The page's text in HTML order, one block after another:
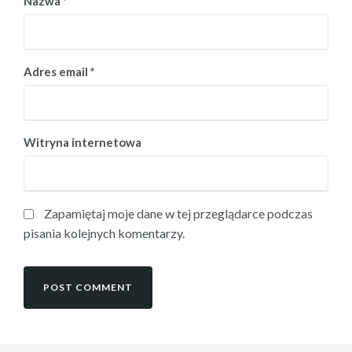
Adres email *
Witryna internetowa
Zapamiętaj moje dane w tej przeglądarce podczas
pisania kolejnych komentarzy.